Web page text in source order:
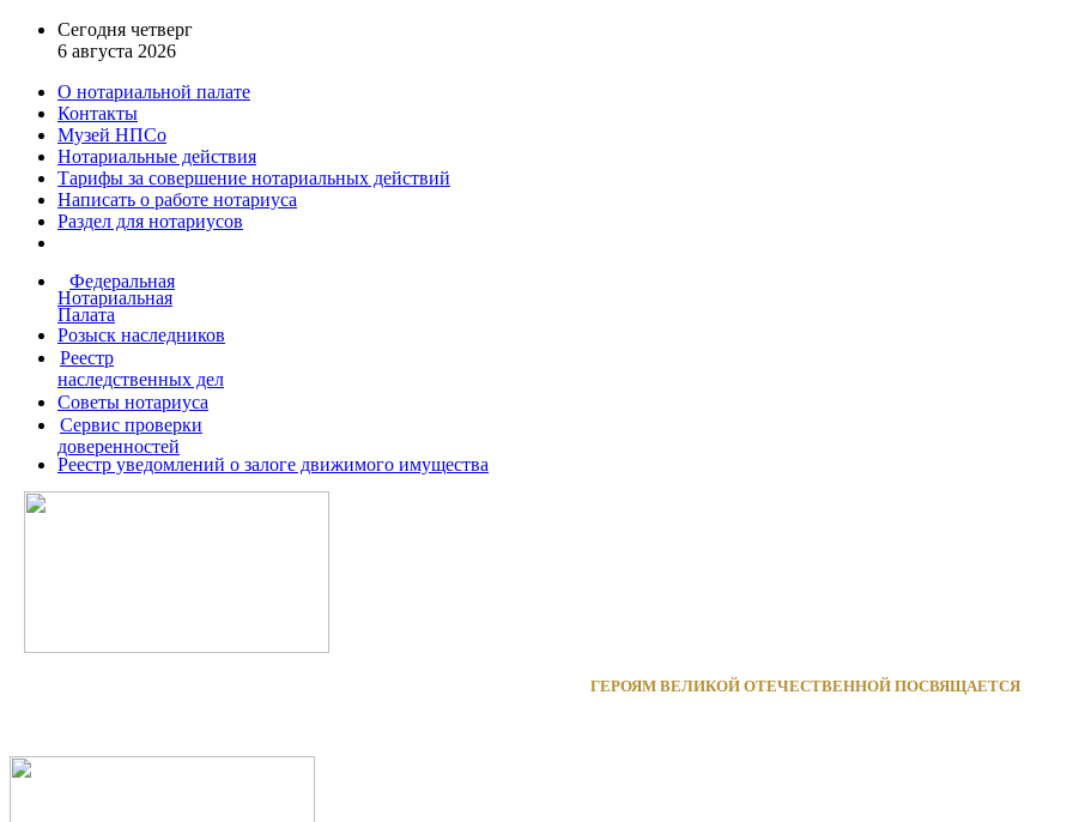
Сегодня четверг
6 августа 2026
О нотариальной палате
Контакты
Музей НПСо
Нотариальные действия
Тарифы за совершение нотариальных действий
Написать о работе нотариуса
Раздел для нотариусов
Федеральная
Нотариальная
Палата
Розыск наследников
Реестр
наследственных дел
Советы нотариуса
Сервис проверки
доверенностей
Реестр уведомлений о залоге движимого имущества
ГЕРОЯМ ВЕЛИКОЙ ОТЕЧЕСТВЕННОЙ ПОСВЯЩАЕТСЯ